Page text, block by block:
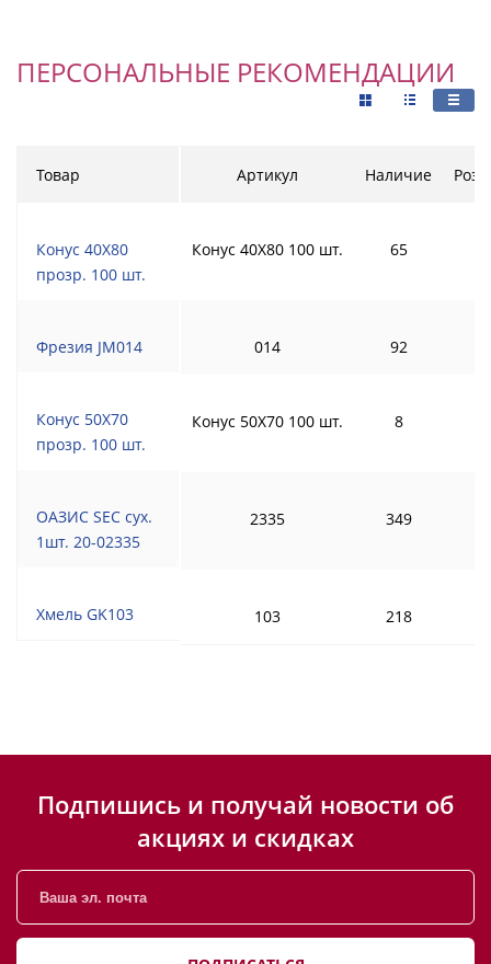
ПЕРСОНАЛЬНЫЕ РЕКОМЕНДАЦИИ
Товар
Конус 40Х80
прозр. 100 шт.
Фрезия JM014
Конус 50Х70
прозр. 100 шт.
ОАЗИС SEC сух.
1шт. 20-02335
Хмель GK103
Артикул Наличие
Конус 40Х80 100 шт. 65
014 92
Конус 50Х70 100 шт. 8
2335 349
103 218
Подпишись и получай новости об
акциях и скидках